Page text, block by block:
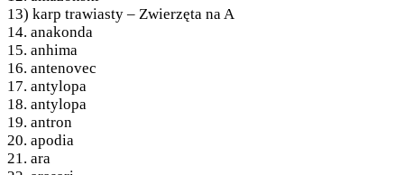
13) karp trawiasty – Zwierzęta na A
14. anakonda
15. anhima
16. antenovec
17. antylopa
18. antylopa
19. antron
20. apodia
21. ara